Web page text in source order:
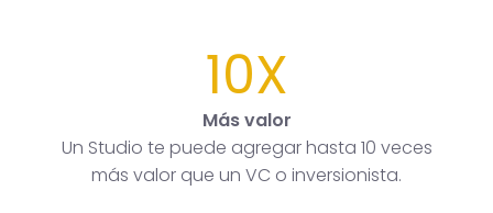
10X
Más valor
Un Studio te puede agregar hasta 10 veces
más valor que un VC o inversionista.